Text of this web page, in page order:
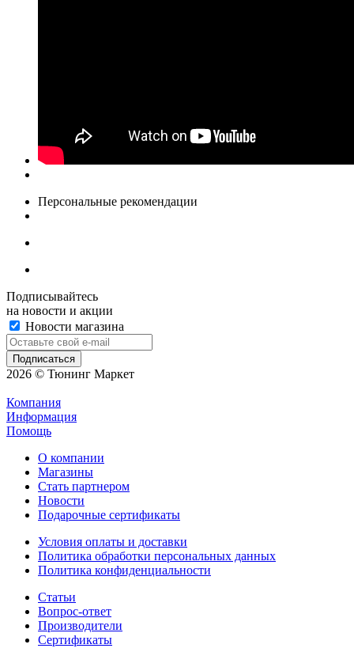
Персональные рекомендации
Подписывайтесь
на новости и акции
Новости магазина
2026 © Тюнинг Маркет
Компания
Информация
Помощь
О компании
Магазины
Стать партнером
Новости
Подарочные сертификаты
Условия оплаты и доставки
Политика обработки персональных данных
Политика конфиденциальности
Статьи
Вопрос-ответ
Производители
Сертификаты